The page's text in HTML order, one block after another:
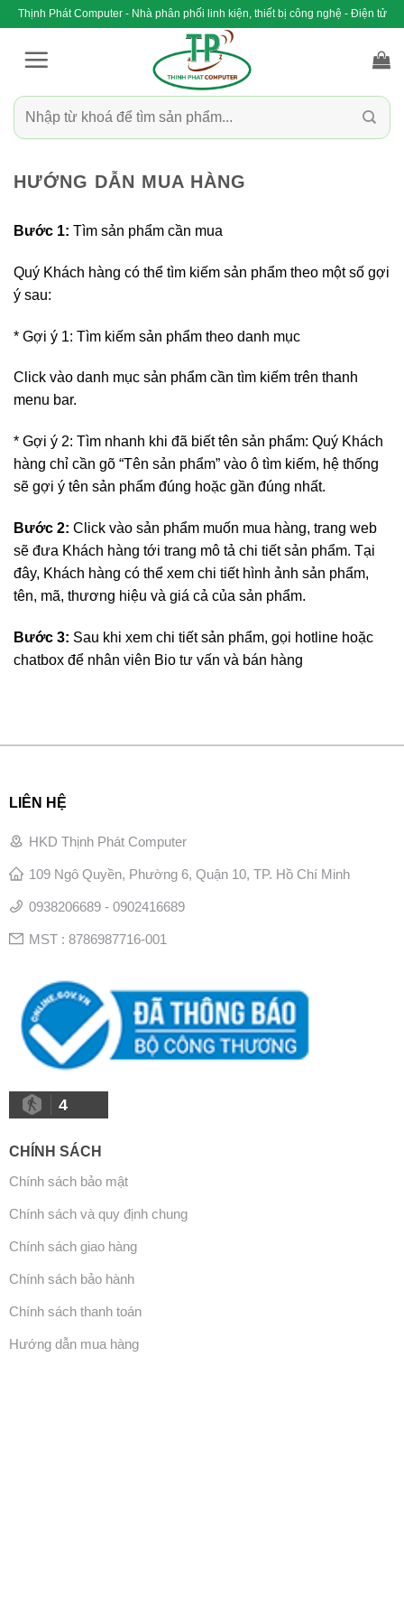
qua
Thịnh Phát Computer - Nhà phân phối linh kiện, thiết bị công nghệ - Điện tử
Tìm
kiếm:
HƯỚNG DẪN MUA HÀNG
Bước 1: Tìm sản phẩm cần mua
Quý Khách hàng có thể tìm kiếm sản phẩm theo một số gợi
ý sau:
* Gợi ý 1: Tìm kiếm sản phẩm theo danh mục
Click vào danh mục sản phẩm cần tìm kiếm trên thanh
menu bar.
* Gợi ý 2: Tìm nhanh khi đã biết tên sản phẩm: Quý Khách
hàng chỉ cần gõ “Tên sản phẩm” vào ô tìm kiếm, hệ thống
sẽ gợi ý tên sản phẩm đúng hoặc gần đúng nhất.
Bước 2: Click vào sản phẩm muốn mua hàng, trang web
sẽ đưa Khách hàng tới trang mô tả chi tiết sản phẩm. Tại
đây, Khách hàng có thể xem chi tiết hình ảnh sản phẩm,
tên, mã, thương hiệu và giá cả của sản phẩm.
Bước 3: Sau khi xem chi tiết sản phẩm, gọi hotline hoặc
chatbox để nhân viên Bio tư vấn và bán hàng
LIÊN HỆ
HKD Thịnh Phát Computer
109 Ngô Quyền, Phường 6, Quận 10, TP. Hồ Chí Minh
0938206689 - 0902416689
MST : 8786987716-001
4
CHÍNH SÁCH
Chính sách bảo mật
Chính sách và quy định chung
Chính sách giao hàng
Chính sách bảo hành
Chính sách thanh toán
Hướng dẫn mua hàng